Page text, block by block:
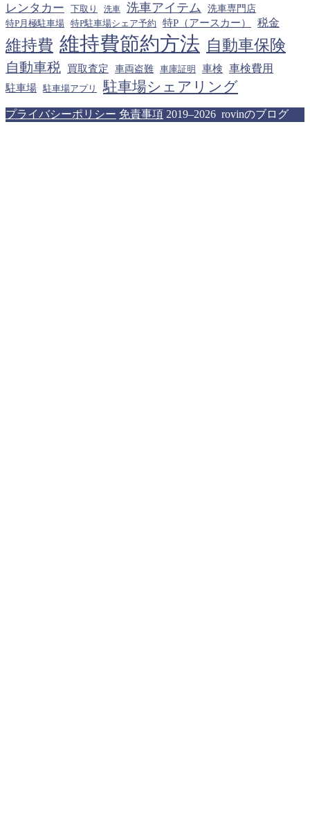
レンタカー
下取り 洗車 洗車アイテム
洗車専門店
特P月極駐車場
特P駐車場シェア予約 特P（アースカー） 税金
維持費 維持費節約方法 自動車保険
自動車税 買取査定 車両盗難 車庫証明 車検 車検費用
駐車場 駐車場アプリ 駐車場シェアリング
プライバシーポリシー 免責事項 2019–2026 rovinのブログ